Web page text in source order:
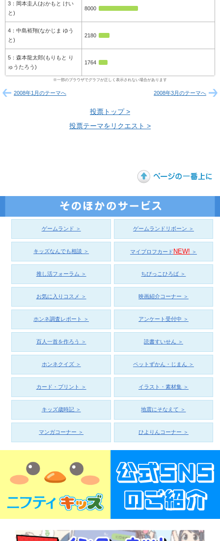
岡本圭人(おかもと けい
と)
8000
中島裕翔(なかじま ゆう
と)
2180
森本龍太郎(もりもと り
ゅうたろう)
1764
2008年1月のテーマへ 2008年3月のテーマへ
投票トップ >
投票テーマをリクエスト >
ゲームランド ＞ ゲームランドリボーン ＞
キッズなんでも相談 ＞ マイプロフカードNEW! ＞
推し活フォーラム ＞ ちびっこひろば ＞
お気に入りコスメ ＞ 映画紹介コーナー ＞
ホンネ調査レポート ＞ アンケート受付中 ＞
百人一首を作ろう ＞ 読書すいせん ＞
ホンネクイズ ＞ ペットずかん・じまん ＞
カード・プリント ＞ イラスト・素材集 ＞
キッズ歳時記 ＞ 地震にそなえて ＞
マンガコーナー ＞ ひよりんコーナー ＞